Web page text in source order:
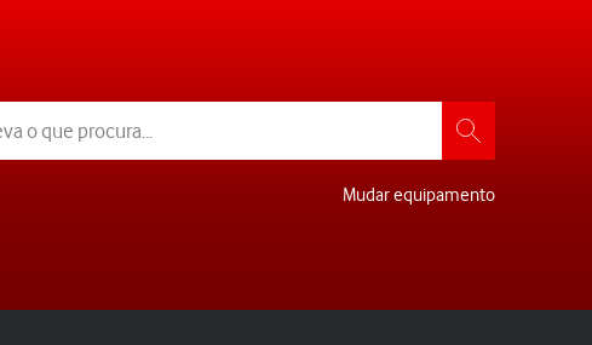
Mudar equipamento